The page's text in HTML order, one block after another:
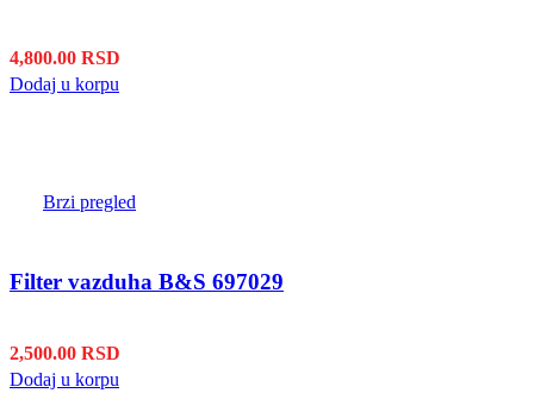
4,800.00 RSD
Dodaj u korpu
Brzi pregled
Filter vazduha B&S 697029
2,500.00 RSD
Dodaj u korpu